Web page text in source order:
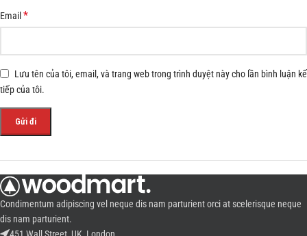
Email*
Lưu tên của tôi, email, và trang web trong trình duyệt này cho lần bình luận kế
tiếp của tôi.
Condimentum adipiscing vel neque dis nam parturient orci at scelerisque neque
dis nam parturient.
451 Wall Street, UK, London